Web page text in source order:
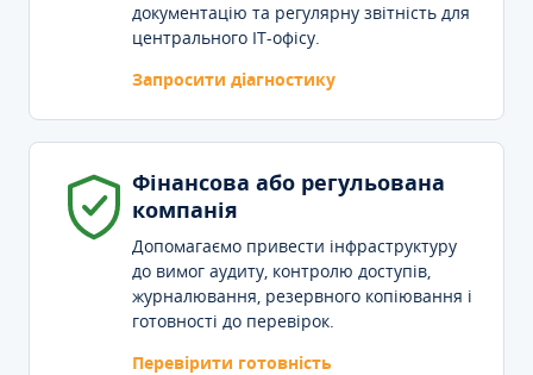
документацію та регулярну звітність для
центрального IT-офісу.
Запросити діагностику
Фінансова або регульована
компанія
Допомагаємо привести інфраструктуру
до вимог аудиту, контролю доступів,
журналювання, резервного копіювання і
готовності до перевірок.
Перевірити готовність